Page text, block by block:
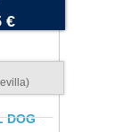
€
DOG